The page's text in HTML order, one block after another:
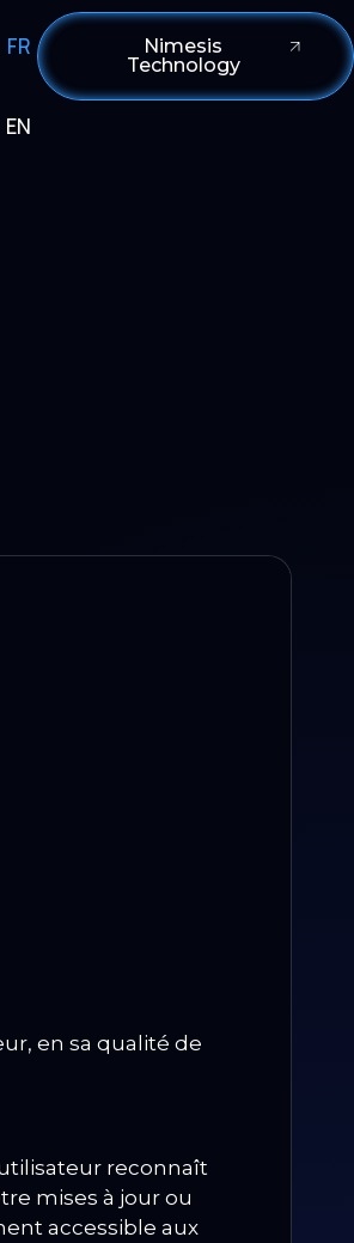
FR
EN
Nimesis
Technology
en sa qualité de
reconnaît
mises à jour ou
accessible aux